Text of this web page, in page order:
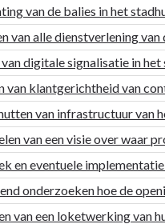
van de balies in het
van alle dienstverlening
digitale signalisatie in het
van klantgerichtheid van
van infrastructuur van
van een visie over waar
en eventuele
onderzoeken hoe de
van een loketwerking van